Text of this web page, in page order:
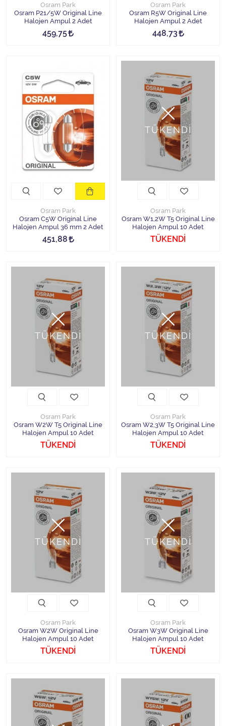
Osram Park
Osram P21/5W Original Line
Halojen Ampul 2 Adet
459,75
Osram Park
Osram R5W Original Line
Halojen Ampul 2 Adet
448,73
Osram Park
Osram C5W Original Line
Halojen Ampul 36 mm 2 Adet
451,88
TÜKENDİ
Osram Park
Osram W1,2W T5 Original Line
Halojen Ampul 10 Adet
TÜKENDİ
TÜKENDİ
Osram Park
Osram W2W T5 Original Line
Halojen Ampul 10 Adet
TÜKENDİ
TÜKENDİ
Osram Park
Osram W2,3W T5 Original Line
Halojen Ampul 10 Adet
TÜKENDİ
TÜKENDİ
Osram Park
Osram W2W Original Line
Halojen Ampul 10 Adet
TÜKENDİ
TÜKENDİ
Osram Park
Osram W3W Original Line
Halojen Ampul 10 Adet
TÜKENDİ